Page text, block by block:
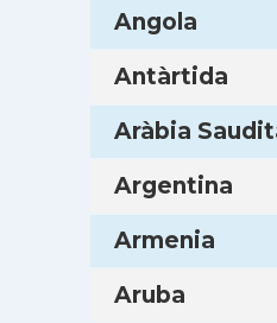
Angola
Antàrtida
Aràbia
Argentina
Armenia
Aruba